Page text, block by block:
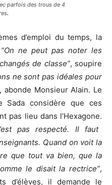
parfois des trous de 4
.
d’emploi du temps, la
“On ne peut pas noter les
de classe”, soupire
ne sont pas idéales pour
, abonde Monsieur Alain. Le
Sada considère que ces
pas lieu dans l’Hexagone.
pas respecté. Il faut
Quand on voit la
que tout va bien, que la
le disait la rectrice”,
d’élèves, il demande le